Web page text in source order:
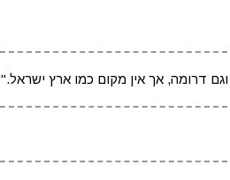
דרומה, אך אין מקום כמו ארץ ישראל."